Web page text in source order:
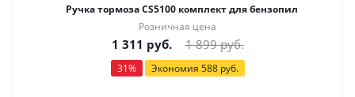
Ручка тормоза CS5100 комплект для бензопил
Розничная цена
1 311 руб. 1 899руб.
31% Экономия 588руб.